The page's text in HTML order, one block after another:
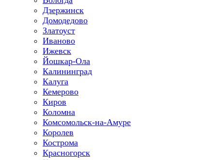
Дзержинск
Домодедово
Златоуст
Иваново
Ижевск
Йошкар-Ола
Калининград
Калуга
Кемерово
Киров
Коломна
Комсомольск-на-Амуре
Королев
Кострома
Красногорск